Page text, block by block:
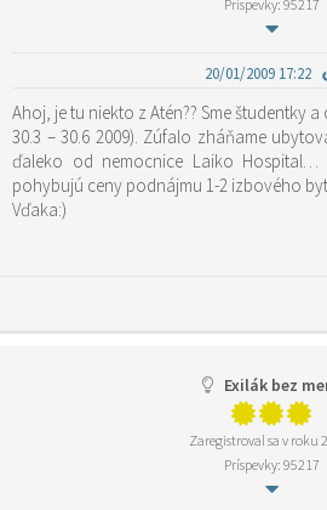
Príspevky: 95217
20/01/2009 17:22
Ahoj, je tu niekto z Atén?? Sme študentky
30.3 – 30.6 2009). Zúfalo zháňame
ďaleko od nemocnice Laiko
pohybujú ceny podnájmu 1-2 izbového
Vďaka:)
Exilák bez
Zaregistroval sa v roku
Príspevky: 95217